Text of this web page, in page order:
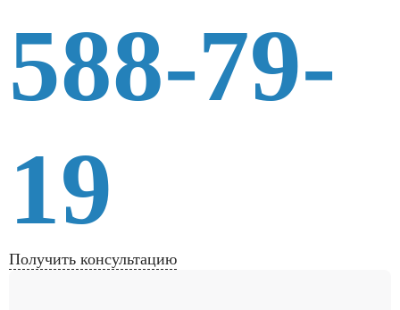
588-79-
19
Получить консультацию